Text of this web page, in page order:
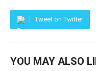
Tweet on Twitter
YOU MAY ALSO